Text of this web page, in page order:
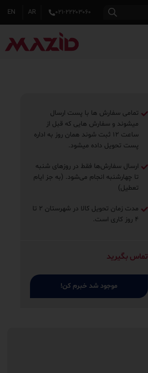
۰۲۱-۲۲۲۰۳۰۶۰ AR
EN
تمامی سفارش ها با پست ارسال
میشوند و سفارش هایی که قبل از
ساعت ۱۲ ثبت شوند همان روز به اداره
پست تحویل داده میشود.
ارسال سفارش‌ها فقط در روزهای شنبه
تا چهارشنبه انجام می‌شود. (به جز ایام
تعطیل)
مدت زمان تحویل کالا در شهرستان ۲ تا
۴ روز ‌کاری است.
تماس بگیرید
موجود شد خبرم کن!